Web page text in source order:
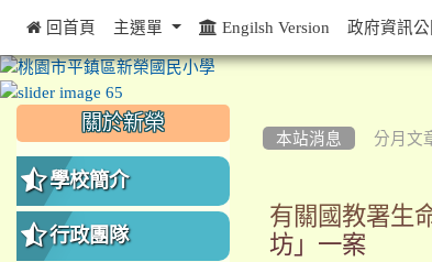
本站消息 分月文
有關國教署生
坊」一案
::: 關於新榮
學校簡介
行政團隊
::: 回首頁 主選單 Engilsh Version 政府資訊公